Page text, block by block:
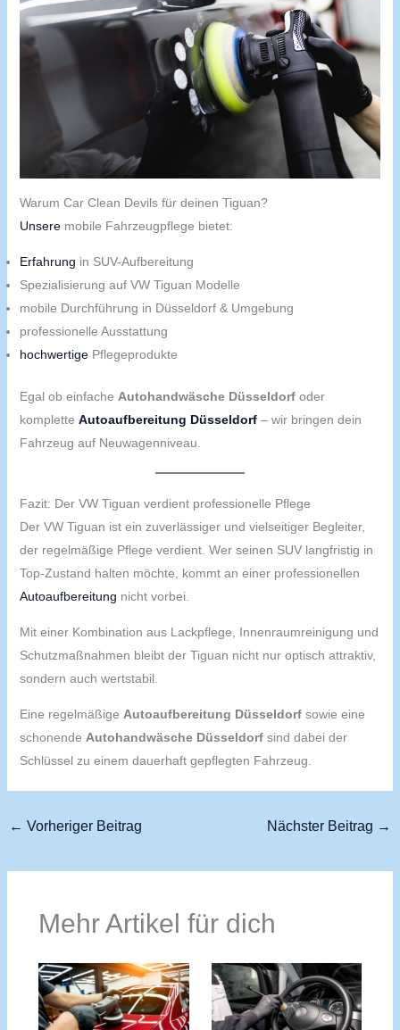
Warum Car Clean Devils für deinen Tiguan?
Unseremobile Fahrzeugpflege bietet:
Erfahrung in SUV-Aufbereitung
Spezialisierung auf VW Tiguan Modelle
mobile Durchführung in Düsseldorf & Umgebung
professionelle Ausstattung
hochwertigePflegeprodukte
Egal ob einfache Autohandwäsche Düsseldorfoder
komplette Autoaufbereitung Düsseldorf– wir bringen dein
Fahrzeug auf Neuwagenniveau.
Fazit: Der VW Tiguan verdient professionelle Pflege
Der VW Tiguan ist ein zuverlässiger und vielseitiger Begleiter,
der regelmäßige Pflege verdient. Wer seinen SUV langfristig in
Top-Zustand halten möchte, kommt an einer professionellen
Autoaufbereitung nicht vorbei.
Mit einer Kombination aus Lackpflege, Innenraumreinigung und
Schutzmaßnahmen bleibt der Tiguan nicht nur optisch attraktiv,
sondern auch wertstabil.
Eine regelmäßige Autoaufbereitung Düsseldorfsowie eine
schonende Autohandwäsche Düsseldorfsind dabei der
Schlüssel zu einem dauerhaft gepflegten Fahrzeug.
← Vorheriger Beitrag Nächster Beitrag →
Mehr Artikel für dich